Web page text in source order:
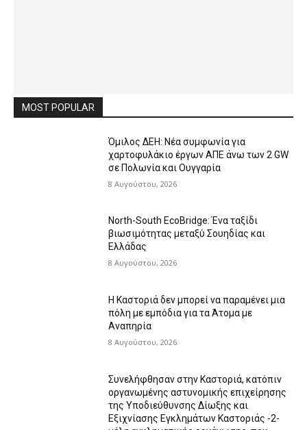
MOST POPULAR
Όμιλος ΔΕΗ: Νέα συμφωνία για
χαρτοφυλάκιο έργων ΑΠΕ άνω των 2 GW
σε Πολωνία και Ουγγαρία
8 Αυγούστου, 2026
North-South EcoBridge: Ένα ταξίδι
βιωσιμότητας μεταξύ Σουηδίας και
Ελλάδας
8 Αυγούστου, 2026
Η Καστοριά δεν μπορεί να παραμένει μια
πόλη με εμπόδια για τα Άτομα με
Αναπηρία
8 Αυγούστου, 2026
Συνελήφθησαν στην Καστοριά, κατόπιν
οργανωμένης αστυνομικής επιχείρησης
της Υποδιεύθυνσης Δίωξης και
Εξιχνίασης Εγκλημάτων Καστοριάς -2-